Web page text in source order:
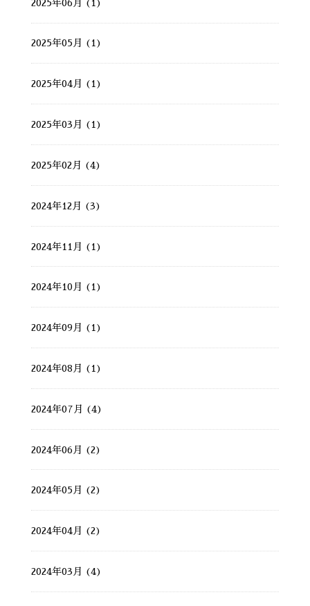
2025年06月 (1)
2025年05月 (1)
2025年04月 (1)
2025年03月 (1)
2025年02月 (4)
2024年12月 (3)
2024年11月 (1)
2024年10月 (1)
2024年09月 (1)
2024年08月 (1)
2024年07月 (4)
2024年06月 (2)
2024年05月 (2)
2024年04月 (2)
2024年03月 (4)